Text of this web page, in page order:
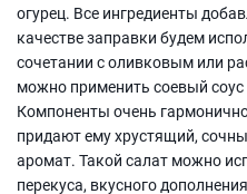
огурец. Все ингредиенты
качестве заправки будем
сочетании с оливковым или
можно применить соевый
Компоненты очень
придают ему хрустящий,
аромат. Такой салат можно
перекуса, вкусного